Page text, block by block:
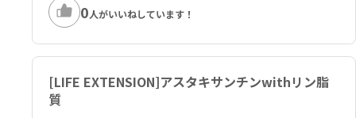
0人がいいねしています！
[LIFE EXTENSION]アスタキサンチンwithリン脂
質